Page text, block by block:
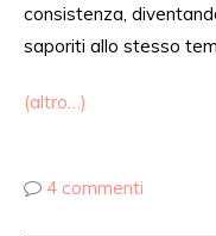
consistenza,
saporiti allo stesso
(altro…)
4 commenti